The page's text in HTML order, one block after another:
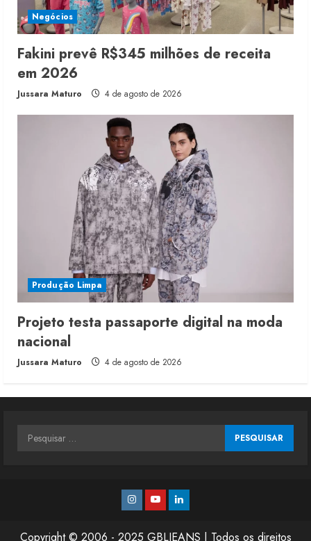
Negócios
Fakini prevê R$345 milhões de receita
em 2026
Jussara Maturo 4 de agosto de 2026
Produção Limpa
Projeto testa passaporte digital na moda
nacional
Jussara Maturo 4 de agosto de 2026
Pesquisar
Instagram
YoutubeLinkedin
Copyright © 2006 - 2025 GBLJEANS | Todos os direitos